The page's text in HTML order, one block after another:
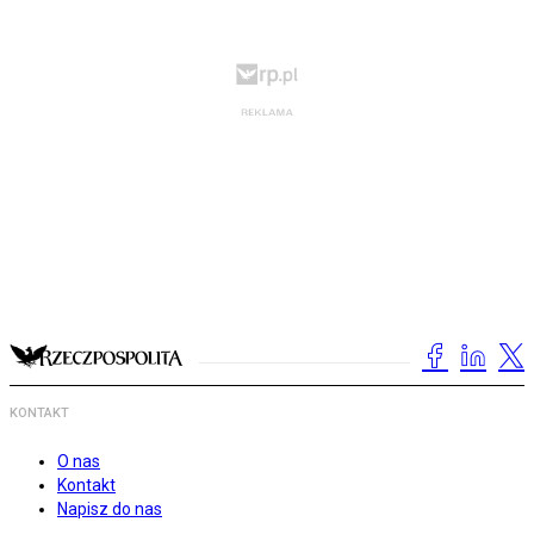
KONTAKT
O nas
Kontakt
Napisz do nas